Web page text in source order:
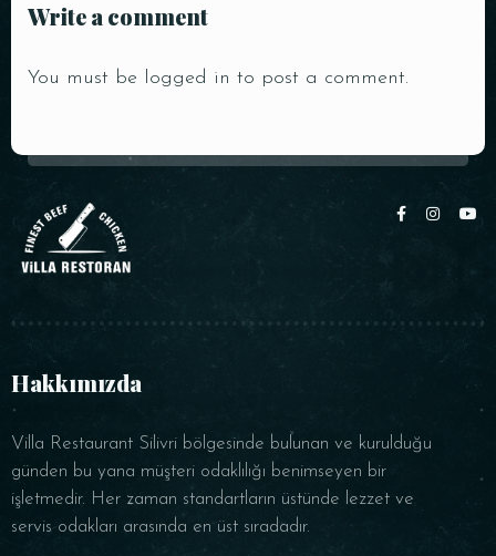
Write a comment
You must be logged in to post a comment.
Hakkımızda
Villa Restaurant Silivri bölgesinde bulunan ve kurulduğu
günden bu yana müşteri odaklılığı benimseyen bir
işletmedir. Her zaman standartların üstünde lezzet ve
servis odakları arasında en üst sıradadır.